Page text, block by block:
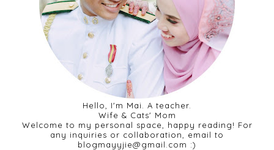
Hello, I'm Mai. A teacher.
Wife & Cats' Mom
Welcome to my personal space, happy reading! For
any inquiries or collaboration, email to
blogmayyjie@gmail.com :)